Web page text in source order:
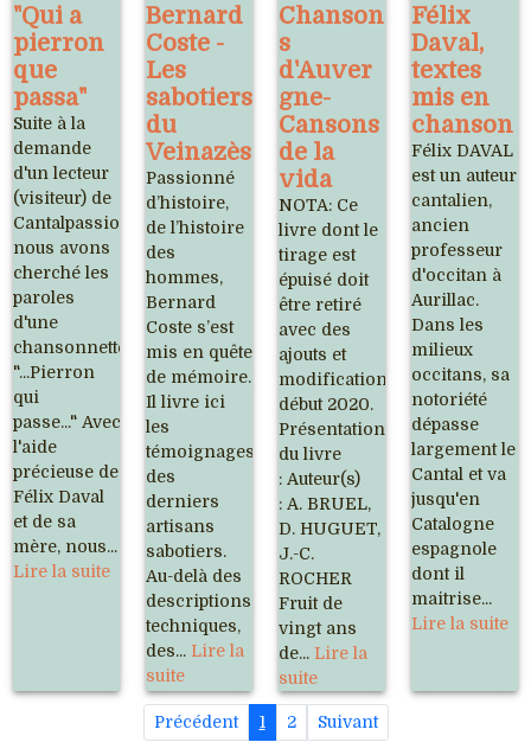
"Qui a
pierron
que
passa"
Suite à la
demande
d'un lecteur
(visiteur) de
Cantalpassion
nous avons
cherché les
paroles
d'une
chansonnette
"...Pierron
qui
passe..." Avec
l'aide
précieuse de
Félix Daval
et de sa
mère, nous...
Lire la suite
Bernard
Coste -
Les
sabotiers
du
Veinazès
Passionné
d’histoire,
de l’histoire
des
hommes,
Bernard
Coste s’est
mis en quête
de mémoire.
Il livre ici
les
témoignages
des
derniers
artisans
sabotiers.
Au-delà des
descriptions
techniques,
des... Lire la
suite
Chanson
s
d'Auver
gne-
Cansons
de la
vida
NOTA: Ce
livre dont le
tirage est
épuisé doit
être retiré
avec des
ajouts et
modifications
début 2020.
Présentation
du livre
: Auteur(s)
: A. BRUEL,
D. HUGUET,
J.-C.
ROCHER
Fruit de
vingt ans
de... Lire la
suite
Félix
Daval,
textes
mis en
chanson
Félix DAVAL
est un auteur
cantalien,
ancien
professeur
d'occitan à
Aurillac.
Dans les
milieux
occitans, sa
notoriété
dépasse
largement le
Cantal et va
jusqu'en
Catalogne
espagnole
dont il
maitrise...
Lire la suite
Précédent 1 2 Suivant